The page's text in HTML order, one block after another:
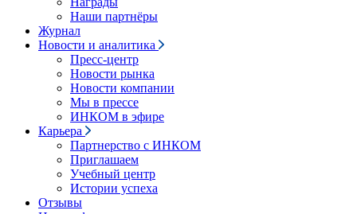
Наши партнёры
Журнал
Новости и аналитика
Пресс-центр
Новости рынка
Новости компании
Мы в прессе
ИНКОМ в эфире
Карьера
Партнерство с ИНКОМ
Приглашаем
Учебный центр
Истории успеха
Отзывы